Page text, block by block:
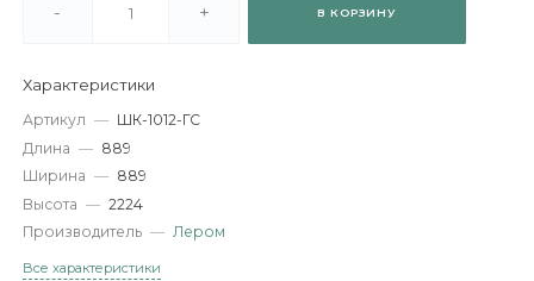
Доступно в кредит
-
Характеристики
Артикул — ШК-1012-ГС
Длина — 889
Ширина — 889